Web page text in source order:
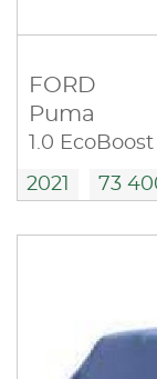
FORD
Puma
1.0
2021 73